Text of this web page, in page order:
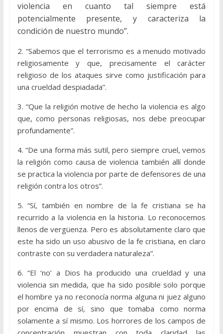
violencia en cuanto tal siempre está
potencialmente presente, y caracteriza la
condición de nuestro mundo”.
2. “Sabemos que el terrorismo es a menudo motivado
religiosamente y que, precisamente el carácter
religioso de los ataques sirve como justificación para
una crueldad despiadada”.
3. “Que la religión motive de hecho la violencia es algo
que, como personas religiosas, nos debe preocupar
profundamente”.
4. “De una forma más sutil, pero siempre cruel, vemos
la religión como causa de violencia también allí donde
se practica la violencia por parte de defensores de una
religión contra los otros”.
5. “Sí, también en nombre de la fe cristiana se ha
recurrido a la violencia en la historia. Lo reconocemos
llenos de vergüenza. Pero es absolutamente claro que
este ha sido un uso abusivo de la fe cristiana, en claro
contraste con su verdadera naturaleza”.
6. “El ‘no’ a Dios ha producido una crueldad y una
violencia sin medida, que ha sido posible solo porque
el hombre ya no reconocía norma alguna ni juez alguno
por encima de sí, sino que tomaba como norma
solamente a sí mismo. Los horrores de los campos de